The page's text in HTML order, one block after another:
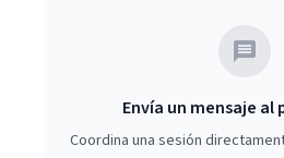
Envía un mensaje
Coordina una sesión